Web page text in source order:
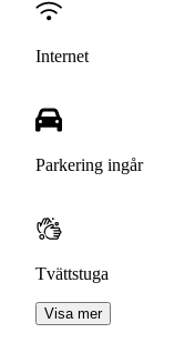
Internet
Parkering ingår
Tvättstuga
Visa mer